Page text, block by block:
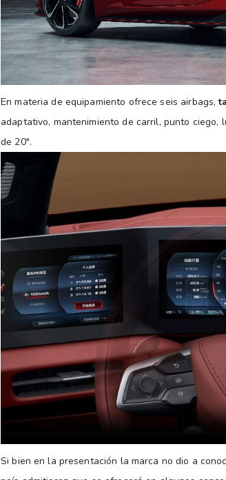
En materia de equipamiento ofrece seis airbags,
adaptativo, mantenimiento de carril, punto
de 20″.
Si bien en la presentación la marca no dio a